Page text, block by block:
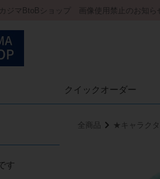
カジマBtoBショップ 画像使用禁止のお知ら
クイック オーダー
全商品 ★キャラク
す